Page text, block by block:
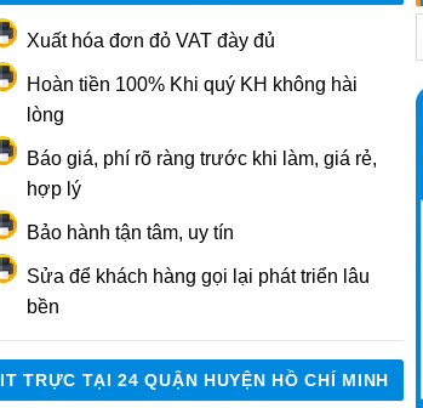
Xuất hóa đơn đỏ VAT đày đủ
Hoàn tiền 100% Khi quý KH không hài
lòng
Báo giá, phí rõ ràng trước khi làm, giá rẻ,
hợp lý
Bảo hành tận tâm, uy tín
Sửa để khách hàng gọi lại phát triển lâu
bền
IT TRỰC TẠI 24 QUẬN HUYỆN HỒ CHÍ MINH